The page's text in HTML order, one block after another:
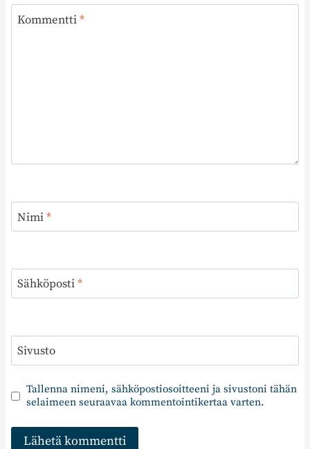
Kommentti*
Nimi*
Sähköposti*
Sivusto
Tallenna nimeni, sähköpostiosoitteeni ja sivustoni tähän
selaimeen seuraavaa kommentointikertaa varten.